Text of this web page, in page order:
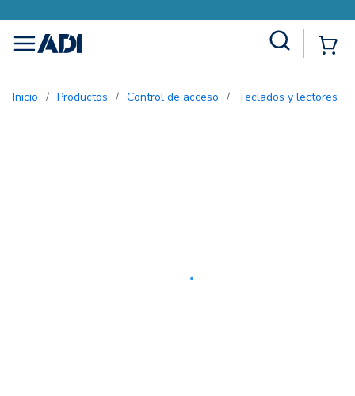
menu
Inicio / Productos / Control de acceso / Teclados y lectores